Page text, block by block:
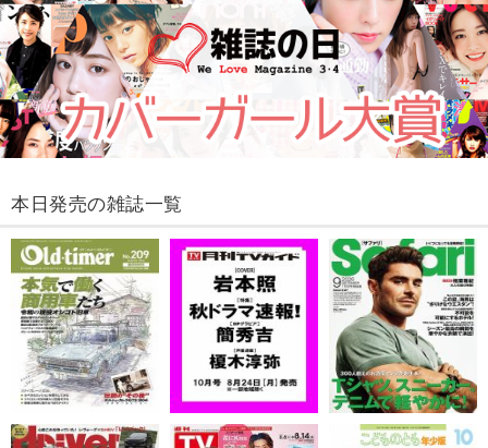
本日発売の雑誌一覧